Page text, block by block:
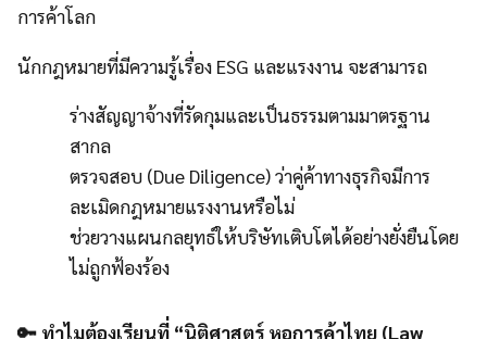
การค้าโลก
นักกฎหมายที่มีความรู้เรื่อง ESG และแรงงาน จะสามารถ
ร่างสัญญาจ้างที่รัดกุมและเป็นธรรมตามมาตรฐาน
สากล
ตรวจสอบ (Due Diligence) ว่าคู่ค้าทางธุรกิจมีการ
ละเมิดกฎหมายแรงงานหรือไม่
ช่วยวางแผนกลยุทธ์ให้บริษัทเติบโตได้อย่างยั่งยืนโดย
ไม่ถูกฟ้องร้อง
🔑 ทำไมต้องเรียนที่ “นิติศาสตร์ หอการค้าไทย (Law